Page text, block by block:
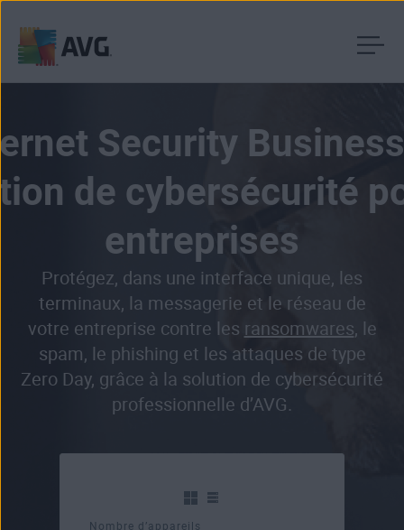
contenu
Security
de cybersécurité
entreprises
Protégez, dans une interface unique, les
terminaux, la messagerie et le réseau de
votre entreprise contre les ransomwares, le
spam, le phishing et les attaques de type
Zero Day, grâce à la solution de cybersécurité
professionnelle d’AVG.
Nombre d’appareils